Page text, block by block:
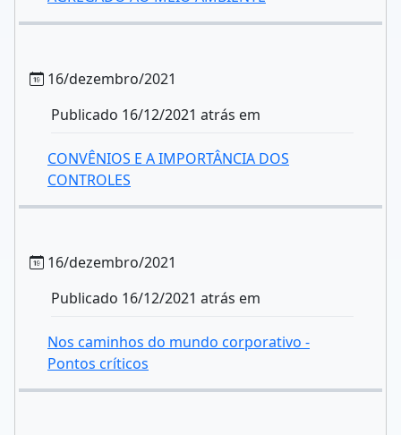
16/dezembro/2021
Publicado 16/12/2021 atrás em
CONVÊNIOS E A IMPORTÂNCIA DOS
CONTROLES
16/dezembro/2021
Publicado 16/12/2021 atrás em
Nos caminhos do mundo corporativo -
Pontos críticos